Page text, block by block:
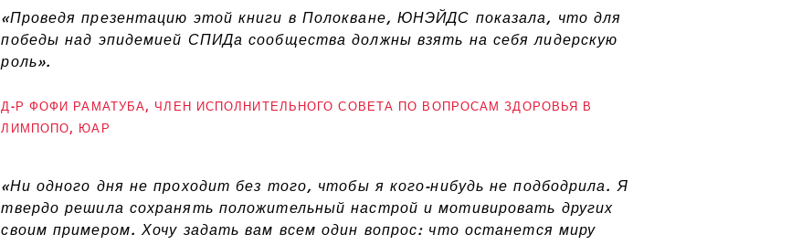
«Проведя презентацию этой книги в Полокване, ЮНЭЙДС показала, что для
победы над эпидемией СПИДа сообщества должны взять на себя лидерскую
роль».
Д-Р ФОФИ РАМАТУБА, ЧЛЕН ИСПОЛНИТЕЛЬНОГО СОВЕТА ПО ВОПРОСАМ ЗДОРОВЬЯ В
ЛИМПОПО, ЮАР
«Ни одного дня не проходит без того, чтобы я кого-нибудь не подбодрила. Я
твердо решила сохранять положительный настрой и мотивировать других
своим примером. Хочу задать вам всем один вопрос: что останется миру